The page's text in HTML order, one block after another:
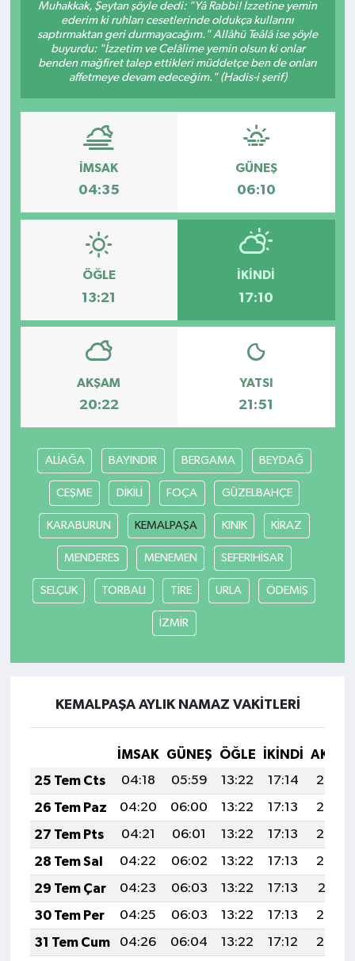
Muhakkak, Şeytan şöyle dedi: "Yâ Rabbi! İzzetine yemin
ederim ki ruhları cesetlerinde oldukça kullarını
saptırmaktan geri durmayacağım." Allâhü Teâlâ ise şöyle
buyurdu: "İzzetim ve Celâlime yemin olsun ki onlar
benden mağfiret talep ettikleri müddetçe ben de onları
affetmeye devam edeceğim." (Hadis-i şerif)
İMSAK
04:35
GÜNEŞ
06:10
ÖĞLE
13:21
İKINDI
17:10
AKŞAM
20:22
YATSI
21:51
ALİAĞA BAYINDIR BERGAMA BEYDAĞ
CEŞME DİKİLİ FOÇA GÜZELBAHÇE
KARABURUN KEMALPAŞA KINIK KİRAZ
MENDERES MENEMEN SEFERIHİSAR
SELÇUK TORBALI TİRE URLA ÖDEMİŞ
İZMİR
KEMALPAŞA AYLIK NAMAZ VAKITLERI
İMSAK GÜNEŞ ÖĞLE İKINDI
25 Tem Cts
04:18 05:59 13:22 17:14
20:35
26 Tem Paz
04:20 06:00 13:22 17:13
20:34
27 Tem Pts
04:21 06:01 13:22 17:13
20:33
28 Tem Sal
04:22 06:02 13:22 17:13
20:32
29 Tem Çar
04:23 06:03 13:22 17:13
20:31
30 Tem Per
04:25 06:03 13:22 17:13
20:30
31 Tem Cum
04:26 06:04 13:22 17:12
20:29
Kültür - Sanat
Yaşam